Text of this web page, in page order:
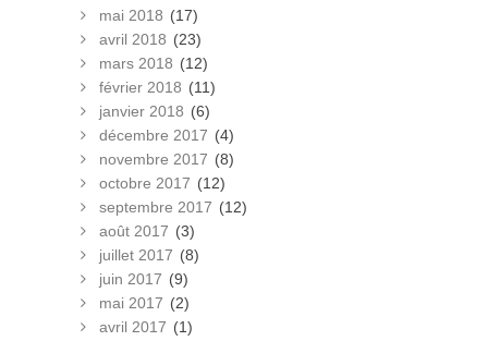
mai 2018 (17)
avril 2018 (23)
mars 2018 (12)
février 2018 (11)
janvier 2018 (6)
décembre 2017 (4)
novembre 2017 (8)
octobre 2017 (12)
septembre 2017 (12)
août 2017 (3)
juillet 2017 (8)
juin 2017 (9)
mai 2017 (2)
avril 2017 (1)